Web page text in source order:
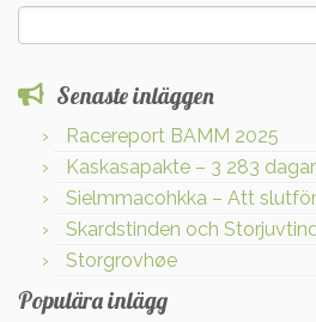
efter:
Senaste inläggen
Racereport BAMM 2025
Kaskasapakte – 3 283
Sielmmacohkka – Att
Skardstinden och
Storgrovhøe
Populära inlägg